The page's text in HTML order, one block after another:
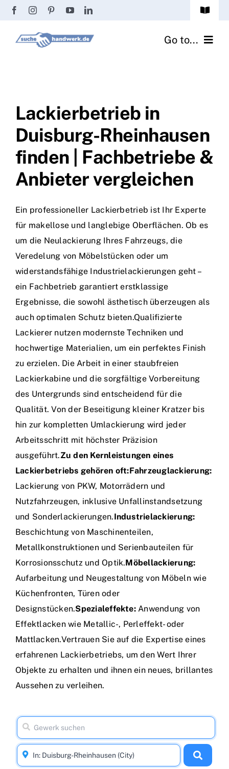
Zum
springen
Toggle
Passwort vergessen? Go to...
Handwerker Ratgeber
Wir über uns
Lackierbetrieb in
Duisburg-Rheinhausen
finden | Fachbetriebe &
Anbieter vergleichen
Ein professioneller Lackierbetrieb ist Ihr Experte
für makellose und langlebige Oberflächen. Ob es
um die Neulackierung Ihres Fahrzeugs, die
Veredelung von Möbelstücken oder um
widerstandsfähige Industrielackierungen geht –
ein Fachbetrieb garantiert erstklassige
Ergebnisse, die sowohl ästhetisch überzeugen als
auch optimalen Schutz bieten.Qualifizierte
Lackierer nutzen modernste Techniken und
hochwertige Materialien, um ein perfektes Finish
zu erzielen. Die Arbeit in einer staubfreien
Lackierkabine und die sorgfältige Vorbereitung
des Untergrunds sind entscheidend für die
Qualität. Von der Beseitigung kleiner Kratzer bis
hin zur kompletten Umlackierung wird jeder
Arbeitsschritt mit höchster Präzision
ausgeführt.Zu den Kernleistungen eines
Lackierbetriebs gehören oft:Fahrzeuglackierung:
Lackierung von PKW, Motorrädern und
Nutzfahrzeugen, inklusive Unfallinstandsetzung
und Sonderlackierungen.Industrielackierung:
Beschichtung von Maschinenteilen,
Metallkonstruktionen und Serienbauteilen für
Korrosionsschutz und Optik.Möbellackierung:
Aufarbeitung und Neugestaltung von Möbeln wie
Küchenfronten, Türen oder
Designstücken.Spezialeffekte:Anwendung von
Effektlacken wie Metallic-, Perleffekt- oder
Mattlacken.Vertrauen Sie auf die Expertise eines
erfahrenen Lackierbetriebs, um den Wert Ihrer
Objekte zu erhalten und ihnen ein neues, brillantes
Aussehen zu verleihen.